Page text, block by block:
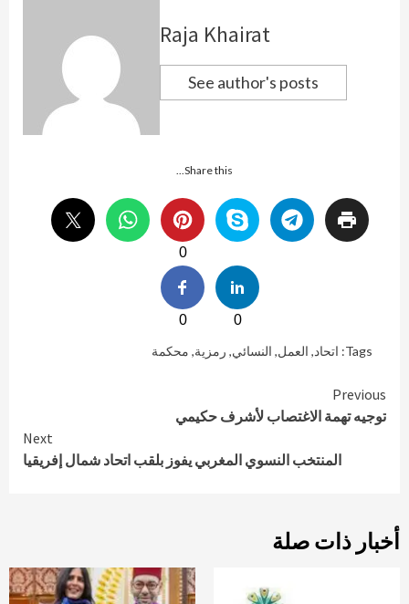
Raja Khairat
See author's posts
Share this...
0
0
0
Tags: اتحاد, العمل, النسائي, رمزية, محكمة
Continue
Reading
Previous
توجيه تهمة الاغتصاب لأشرف حكيمي
Next
المنتخب النسوي المغربي يفوز بلقب اتحاد شمال إفريقيا
أخبار ذات صلة